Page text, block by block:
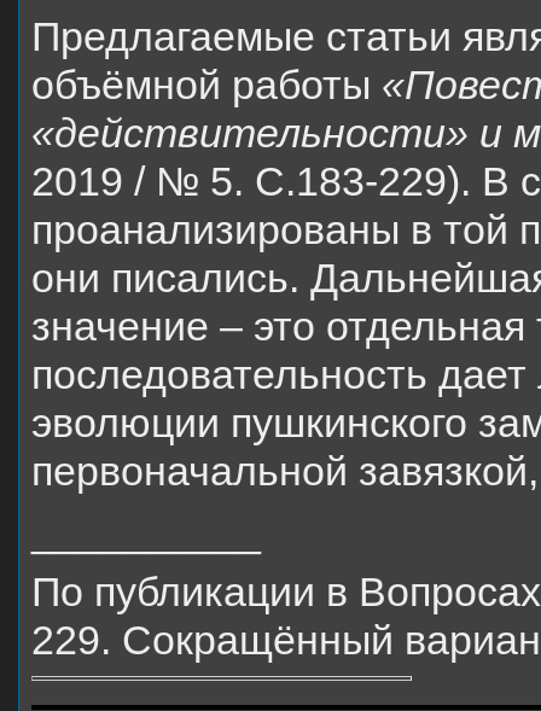
Предлагаемые статьи
объёмной работы
«действительности» и
2019 / № 5. C.183-229). В
проанализированы в той
они писались.
значение – это
последовательность
эволюции пушкинского
первоначальной
По публикации в
229. Сокращённый